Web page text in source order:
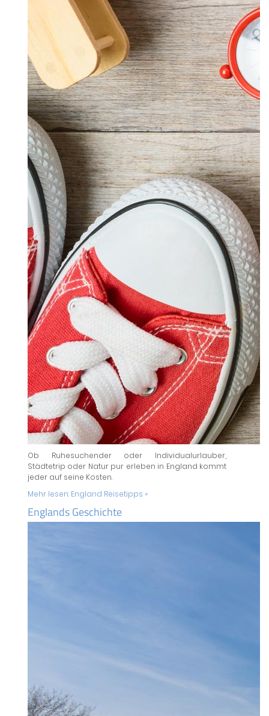
Ob Ruhesuchender oder Individualurlauber,
Städtetrip oder Natur pur erleben in England kommt
jeder auf seine Kosten.
Mehr lesen: England Reisetipps »
Englands Geschichte